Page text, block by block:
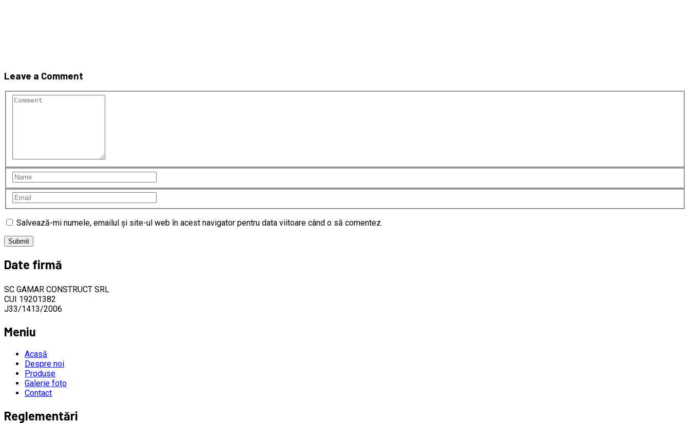
Leave a Comment
Salvează-mi numele, emailul și site-ul web în acest navigator pentru data viitoare când o să comentez.
Date firmă
SC GAMAR CONSTRUCT SRL
CUI 19201382
J33/1413/2006
Meniu
Acasă
Despre noi
Produse
Galerie foto
Contact
Reglementări